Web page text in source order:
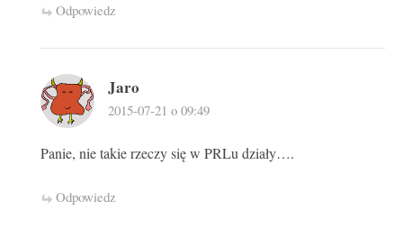
Odpowiedz
Jaro
2015-07-21 o 09:49
Panie, nie takie rzeczy się w PRLu działy….
Odpowiedz